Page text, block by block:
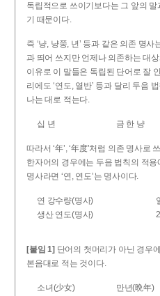
독립적으로 쓰이기보다는 그 앞의
기 때문이다.
즉 ‘냥, 냥쭝, 년’ 등과 같은 의존 명
과 띄어 쓰지만 언제나 의존하는 대
이유로 이 말들은 독립된 단어로 잘
리에도 ‘연도, 열반’ 등과 달리 두음
나는 대로 적는다.
십 년 금 한 냥
따라서 ‘年’, ‘年度’처럼 의존 명사
한자어의 경우에는 두음 법칙의 적용
명사라면 ‘연, 연도’는 명사이다.
연 강수량(명사)
생산 연도(명사)
[붙임 1] 단어의 첫머리가 아닌 경우
본음대로 적는 것이다.
소녀(少女) 만년(晩年)